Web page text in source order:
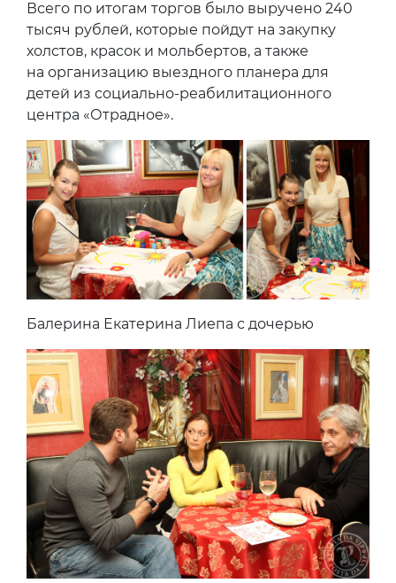
Всего по итогам торгов было выручено 240
тысяч рублей, которые пойдут на закупку
холстов, красок и мольбертов, а также
на организацию выездного планера для
детей из социально-реабилитационного
центра «Отрадное».
Балерина Екатерина Лиепа с дочерью